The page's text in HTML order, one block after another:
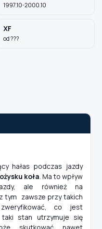
1997.10-2000.10
XF
od ???
hałas podczas jazdy
koła. Ma to wpływ
ale również na
tym zawsze przy takich
co jest
taki stan utrzymuje się